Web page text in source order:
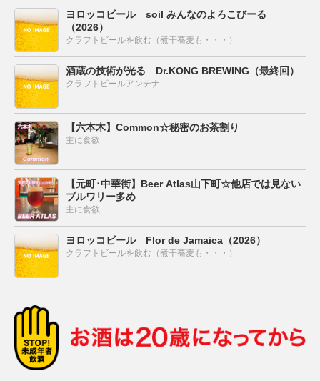
ヨロッコビール soil みんなのよろこびーる
（2026）
クラフトビールを飲む（煮干蕎麦も・・・）
酒蔵の技術が光る Dr.KONG BREWING（最終回）
クラフトビールアンテナ
【六本木】Common☆秘密のお茶割り
主に食欲
【元町･中華街】Beer Atlas山下町☆他店では見ない
ブルワリー多め
主に食欲
ヨロッコビール Flor de Jamaica（2026）
クラフトビールを飲む（煮干蕎麦も・・・）